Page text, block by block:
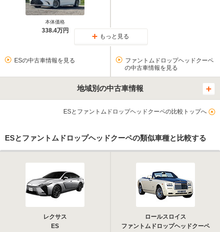
本体価格
338.4万円
もっと見る
ESの中古車情報を見る
ファントムドロップヘッドクーペ
の中古車情報を見る
地域別の中古車情報
ESとファントムドロップヘッドクーペの比較トップへ
ESとファントムドロップヘッドクーペの類似車種と比較する
レクサス
ES
ロールスロイス
ファントムドロップヘッドクーペ